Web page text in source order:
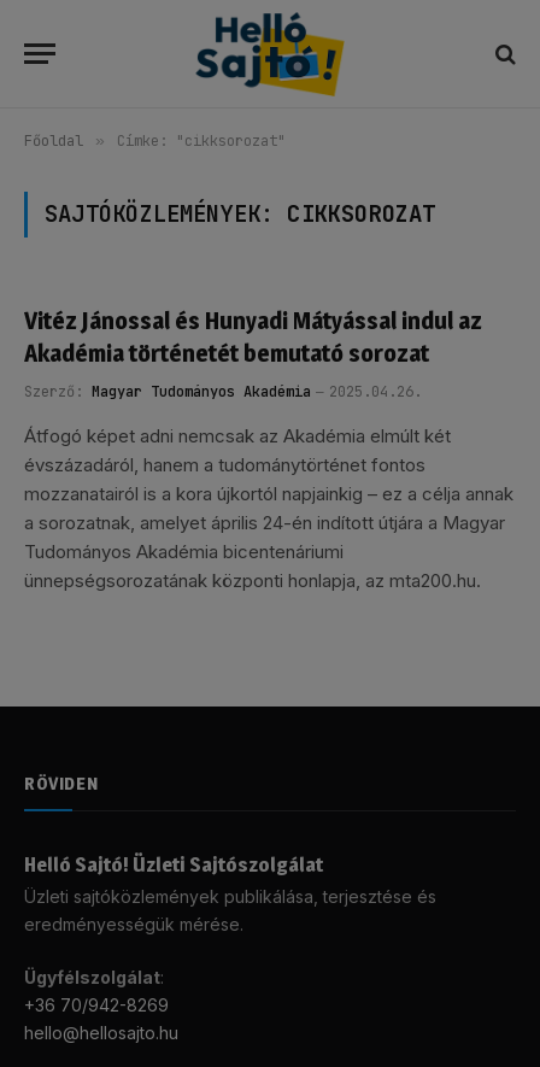
Főoldal » Címke: "cikksorozat"
SAJTÓKÖZLEMÉNYEK: CIKKSOROZAT
Vitéz Jánossal és Hunyadi Mátyással indul az
Akadémia történetét bemutató sorozat
Szerző: Magyar Tudományos Akadémia 2025.04.26.
Átfogó képet adni nemcsak az Akadémia elmúlt két
évszázadáról, hanem a tudománytörténet fontos
mozzanatairól is a kora újkortól napjainkig – ez a célja annak
a sorozatnak, amelyet április 24-én indított útjára a Magyar
Tudományos Akadémia bicentenáriumi
ünnepségsorozatának központi honlapja, az mta200.hu.
RÖVIDEN
Helló Sajtó! Üzleti Sajtószolgálat
Üzleti sajtóközlemények publikálása, terjesztése és
eredményességük mérése.
Ügyfélszolgálat:
+36 70/942-8269
hello@hellosajto.hu